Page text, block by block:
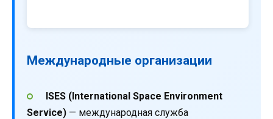
Международные организации
ISES (International Space Environment
Service) — международная служба